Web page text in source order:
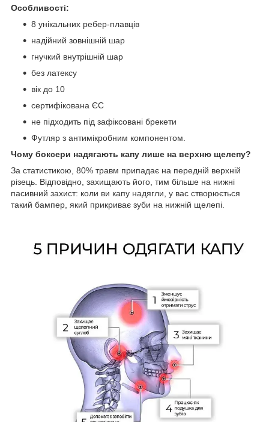
Особливості:
8 унікальних ребер-плавців
надійний зовнішній шар
гнучкий внутрішній шар
без латексу
вік до 10
сертифікована ЄС
не підходить під зафіксовані брекети
Футляр з антимікробним компонентом.
Чому боксери надягають капу лише на верхню щелепу?
За статистикою, 80% травм припадає на передній верхній
різець. Відповідно, захищають його, тим більше на нижні
пасивний захист: коли ви капу надягли, у вас створюється
такий бампер, який прикриває зуби на нижній щелепі.